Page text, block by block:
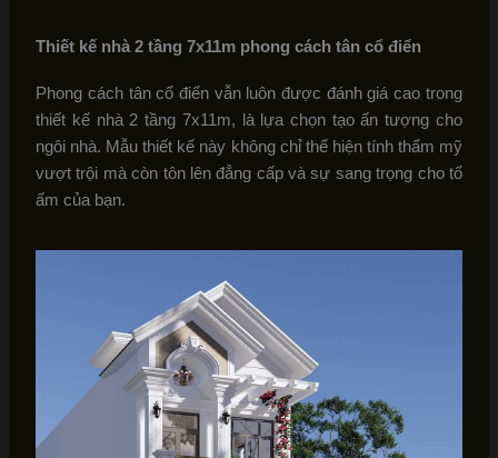
Thiết kế nhà 2 tầng 7x11m phong cách tân cổ điển
Phong cách tân cổ điển vẫn luôn được đánh giá cao trong
thiết kế nhà 2 tầng 7x11m, là lựa chọn tạo ấn tượng cho
ngôi nhà. Mẫu thiết kế này không chỉ thể hiện tính thẩm mỹ
vượt trội mà còn tôn lên đẳng cấp và sự sang trọng cho tổ
ấm của bạn.